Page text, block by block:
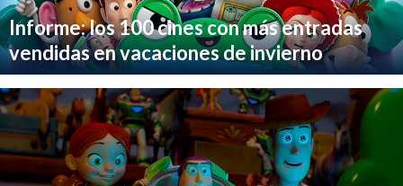
Informe: los 100 cines con más entradas
vendidas en vacaciones de invierno